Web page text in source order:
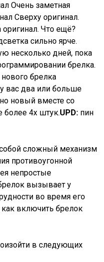
Очень заметная
Сверху оригинал.
Что ещё?
сильно ярче.
несколько дней, пока
брелка.
брелка
вас два или больше
новый вместе со
более 4х штук.UPD: пин
сложный механизм
противоугонной
непростые
вызывает у
во время его
включить брелок
в следующих